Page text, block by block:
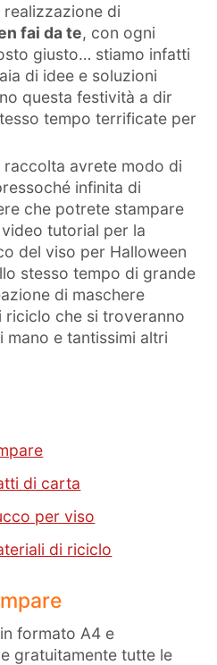
di
fai da te, con ogni
giusto… stiamo infatti
di idee e soluzioni
questa festività a dir
tempo terrificate per
raccolta avrete modo di
infinita di
che potrete stampare
tutorial per la
del viso per Halloween
stesso tempo di grande
di maschere
riciclo che si troveranno
e tantissimi altri
di carta
per viso
di riciclo
formato A4 e
gratuitamente tutte le